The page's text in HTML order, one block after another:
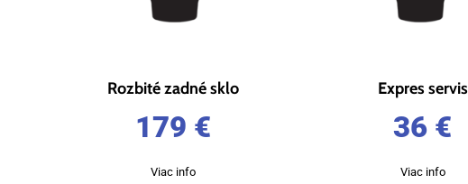
Rozbité zadné sklo
179 €
Viac info
Expres servis
36 €
Viac info